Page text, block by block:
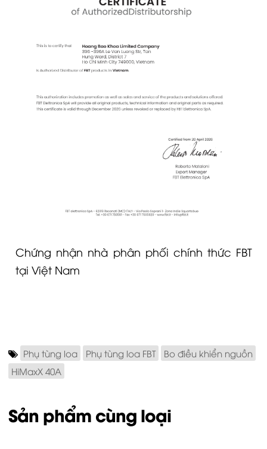
Chứng nhận nhà phân phối chính thức FBT
tại Việt Nam
Phụ tùng loa Phụ tùng loa FBT
Bo điều khiển nguồn
HiMaxX 40A
Sản phẩm cùng loại